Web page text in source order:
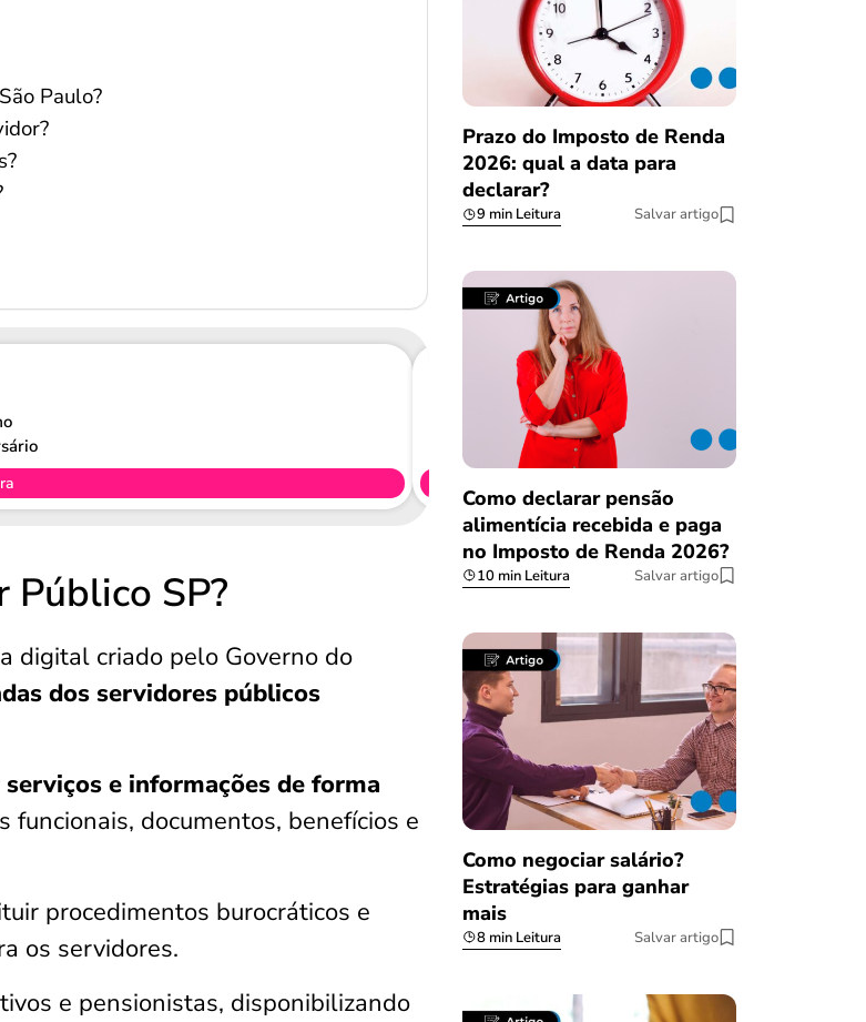
Paulo?
SP?
digital criado pelo Governo do
dos servidores públicos
e informações de forma
funcionais, documentos, benefícios e
procedimentos burocráticos e
os servidores.
e pensionistas, disponibilizando
Prazo do Imposto de Renda
2026: qual a data para
declarar?
9 min Leitura Salvar artigo
Como declarar pensão
alimentícia recebida e paga
no Imposto de Renda 2026?
10 min Leitura Salvar artigo
Como negociar salário?
Estratégias para ganhar
mais
8 min Leitura Salvar artigo